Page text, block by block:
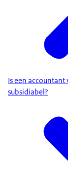
Is een
subsidiabel?